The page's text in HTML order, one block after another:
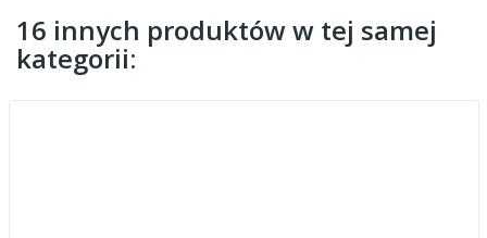
16 innych produktów w tej samej
kategorii: